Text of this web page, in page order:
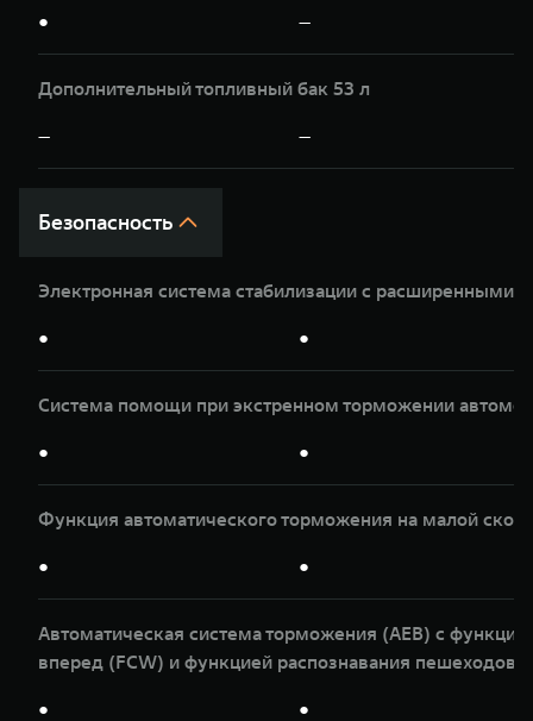
● —
Дополнительный топливный бак 53 л
— —
Безопасность
Электронная система стабилизации с расширенными
● ●
Система помощи при экстренном торможении
● ●
Функция автоматического торможения на малой
● ●
Автоматическая система торможения (AEB) с
вперед (FCW) и функцией распознавания пешеходов
● ●